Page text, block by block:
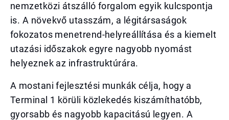
nemzetközi átszálló forgalom egyik kulcspontja
is. A növekvő utasszám, a légitársaságok
fokozatos menetrend-helyreállítása és a kiemelt
utazási időszakok egyre nagyobb nyomást
helyeznek az infrastruktúrára.
A mostani fejlesztési munkák célja, hogy a
Terminal 1 körüli közlekedés kiszámíthatóbb,
gyorsabb és nagyobb kapacitású legyen. A